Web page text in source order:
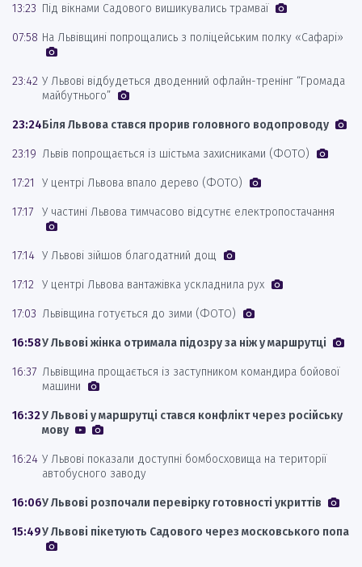
13:23 Під вікнами Садового вишикувались трамваї
07:58 На Львівщині попрощались з поліцейським полку «Сафарі»
23:42 У Львові відбудеться дводенний офлайн-тренінг “Громада
майбутнього”
23:24Біля Львова стався прорив головного водопроводу
23:19 Львів попрощається із шістьма захисниками (ФОТО)
17:21 У центрі Львова впало дерево (ФОТО)
17:17 У частині Львова тимчасово відсутнє електропостачання
17:14 У Львові зійшов благодатний дощ
17:12 У центрі Львова вантажівка ускладнила рух
17:03 Львівщина готується до зими (ФОТО)
16:58У Львові жінка отримала підозру за ніж у маршрутці
16:37 Львівщина прощається із заступником командира бойової
машини
16:32У Львові у маршрутці стався конфлікт через російську
мову
16:24 У Львові показали доступні бомбосховища на території
автобусного заводу
16:06У Львові розпочали перевірку готовності укриттів
15:49У Львові пікетують Садового через московського попа